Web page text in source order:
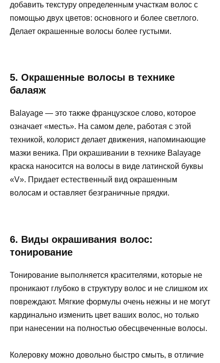
добавить текстуру определенным участкам волос с
помощью двух цветов: основного и более светлого.
Делает окрашенные волосы более густыми.
5. Окрашенные волосы в технике
балаяж
Balayage — это также французское слово, которое
означает «месть». На самом деле, работая с этой
техникой, колорист делает движения, напоминающие
мазки веника. При окрашивании в технике Balayage
краска наносится на волосы в виде латинской буквы
«V». Придает естественный вид окрашенным
волосам и оставляет безграничные прядки.
6. Виды окрашивания волос:
тонирование
Тонирование выполняется красителями, которые не
проникают глубоко в структуру волос и не слишком их
повреждают. Мягкие формулы очень нежны и не могут
кардинально изменить цвет ваших волос, но только
при нанесении на полностью обесцвеченные волосы.
Колеровку можно довольно быстро смыть, в отличие